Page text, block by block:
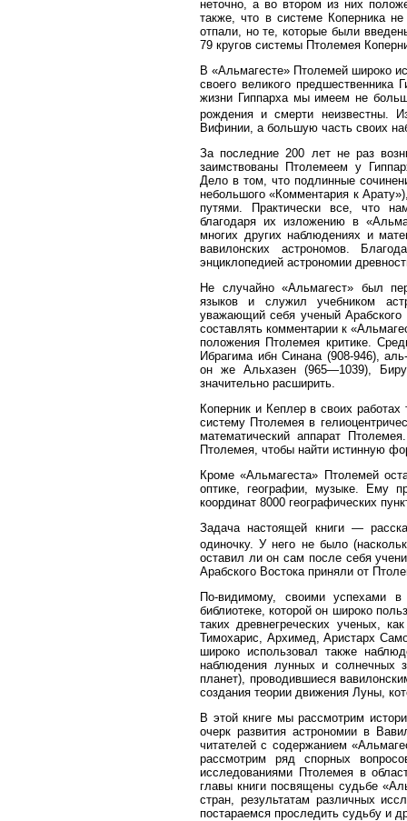
неточно, а во втором из них
также, что в системе Коперника
отпали, но те, которые были
79 кругов системы Птолемея
В «Альмагесте» Птолемей широко
своего великого
жизни Гиппарха мы имеем не
рождения и смерти неизвестны.
Вифинии, а большую часть своих
За последние 200 лет не раз
заимствованы Птолемеем у
Дело в том, что подлинные
небольшого «Комментария к
путями. Практически все, что
благодаря их изложению в
многих других наблюдениях и
вавилонских астрономов.
энциклопедией астрономии
Не случайно «Альмагест» был
языков и служил учебником
уважающий себя ученый
составлять комментарии к
положения Птолемея критике.
Ибрагима ибн Синана (908-946),
он же Альхазен (965—1039),
значительно расширить.
Коперник и Кеплер в своих
систему Птолемея в
математический аппарат
Птолемея, чтобы найти истинную
Кроме «Альмагеста» Птолемей
оптике, географии, музыке. Ему
координат 8000 географических
Задача настоящей книги —
одиночку. У него не было
оставил ли он сам после себя
Арабского Востока приняли от
По-видимому, своими успехами в
библиотеке, которой он широко
таких древнегреческих ученых,
Тимохарис, Архимед, Аристарх
широко использовал также
наблюдения лунных и солнечных
планет), проводившиеся
создания теории движения Луны,
В этой книге мы рассмотрим
очерк развития астрономии в
читателей с содержанием
рассмотрим ряд спорных
исследованиями Птолемея в
главы книги посвящены судьбе
стран, результатам различных
постараемся проследить судьбу и